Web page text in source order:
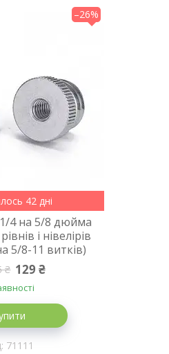
–26%
42 дні
4 на 5/8 дюйма
і нівелірів
5/8-11 витків)
₴ 129 ₴
71111